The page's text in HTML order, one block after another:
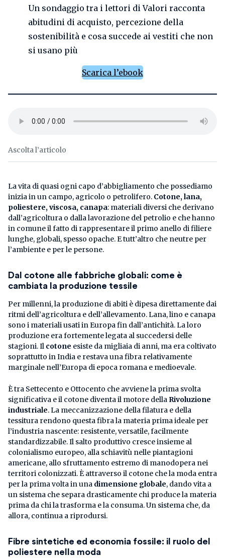
Un sondaggio tra i lettori di Valori racconta
abitudini di acquisto, percezione della
sostenibilità e cosa succede ai vestiti che non
si usano più
Scarica l’ebook
Ascolta l’articolo
La vita di quasi ogni capo d’abbigliamento che possediamo
inizia in un campo, agricolo o petrolifero. Cotone, lana,
poliestere, viscosa, canapa: materiali diversi che derivano
dall’agricoltura o dalla lavorazione del petrolio e che hanno
in comune il fatto di rappresentare il primo anello di filiere
lunghe, globali, spesso opache. E tutt’altro che neutre per
l’ambiente e per le persone.
Dal cotone alle fabbriche globali: come è
cambiata la produzione tessile
Per millenni, la produzione di abiti è dipesa direttamente dai
ritmi dell’agricoltura e dell’allevamento. Lana, lino e canapa
sono i materiali usati in Europa fin dall’antichità. La loro
produzione era fortemente legata al succedersi delle
stagioni. Il cotone esiste da migliaia di anni, ma era coltivato
soprattutto in India e restava una fibra relativamente
marginale nell’Europa di epoca romana e medioevale.
È tra Settecento e Ottocento che avviene la prima svolta
significativa e il cotone diventa il motore della Rivoluzione
industriale. La meccanizzazione della filatura e della
tessitura rendono questa fibra la materia prima ideale per
l’industria nascente: resistente, versatile, facilmente
standardizzabile. Il salto produttivo cresce insieme al
colonialismo europeo, alla schiavitù nelle piantagioni
americane, allo sfruttamento estremo di manodopera nei
territori colonizzati. È attraverso il cotone che la moda entra
per la prima volta in una dimensione globale, dando vita a
un sistema che separa drasticamente chi produce la materia
prima da chi la trasforma e la consuma. Un sistema che, da
allora, continua a riprodursi.
Fibre sintetiche ed economia fossile: il ruolo del
poliestere nella moda